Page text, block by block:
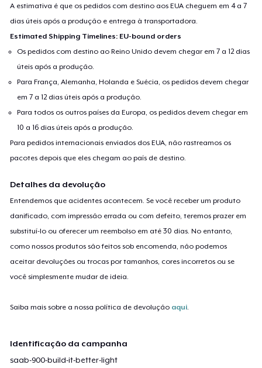
A estimativa é que os pedidos com destino aos EUA cheguem em 4 a 7
dias úteis após a produção e entrega à transportadora.
Estimated Shipping Timelines: EU-bound orders
Os pedidos com destino ao Reino Unido devem chegar em 7 a 12 dias
úteis após a produção.
Para França, Alemanha, Holanda e Suécia, os pedidos devem chegar
em 7 a 12 dias úteis após a produção.
Para todos os outros países da Europa, os pedidos devem chegar em
10 a 16 dias úteis após a produção.
Para pedidos internacionais enviados dos EUA, não rastreamos os
pacotes depois que eles chegam ao país de destino.
Detalhes da devolução
Entendemos que acidentes acontecem. Se você receber um produto
danificado, com impressão errada ou com defeito, teremos prazer em
substituí-lo ou oferecer um reembolso em até 30 dias. No entanto,
como nossos produtos são feitos sob encomenda, não podemos
aceitar devoluções ou trocas por tamanhos, cores incorretos ou se
você simplesmente mudar de ideia.
Saiba mais sobre a nossa política de devolução aqui.
Identificação da campanha
saab-900-build-it-better-light